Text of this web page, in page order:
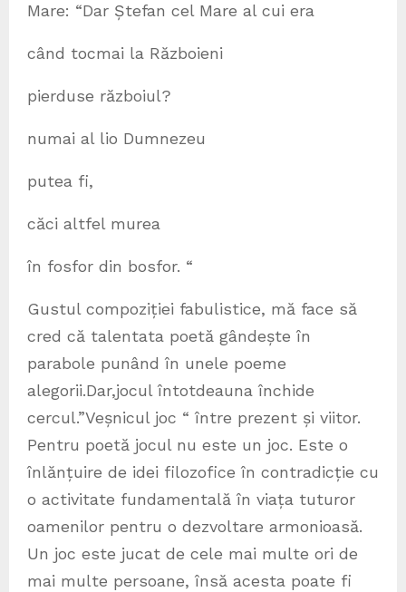
Mare: “Dar Ștefan cel Mare al cui era
când tocmai la Războieni
pierduse războiul?
numai al lio Dumnezeu
putea fi,
căci altfel murea
în fosfor din bosfor. “
Gustul compoziției fabulistice, mă face să
cred că talentata poetă gândește în
parabole punând în unele poeme
alegorii.Dar,jocul întotdeauna închide
cercul.”Veșnicul joc “ între prezent și viitor.
Pentru poetă jocul nu este un joc. Este o
înlănțuire de idei filozofice în contradicție cu
o activitate fundamentală în viața tuturor
oamenilor pentru o dezvoltare armonioasă.
Un joc este jucat de cele mai multe ori de
mai multe persoane, însă acesta poate fi